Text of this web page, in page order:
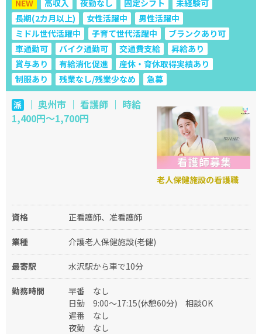
NEW 高収入 夜勤なし 固定シフト
未経験可
長期(2カ月以上)
女性活躍中
男性活躍中
ミドル世代活躍中
子育て世代活躍中
ブランクあり可
車通勤可
バイク通勤可 交通費支給
昇給あり
賞与あり
有給消化促進
産休・育休取得実績あり
制服あり
残業なし/残業少なめ 急募
派｜ 奥州市 ｜ 看護師 ｜ 時給
1,400円～1,700円
老人保健施設の看護職
資格 正看護師、准看護師
業種 介護老人保健施設(老健)
最寄駅 水沢駅から車で10分
勤務時間 早番
なし
日勤
9:00～17:15(休憩60分)
相談OK
遅番
なし
夜勤
なし